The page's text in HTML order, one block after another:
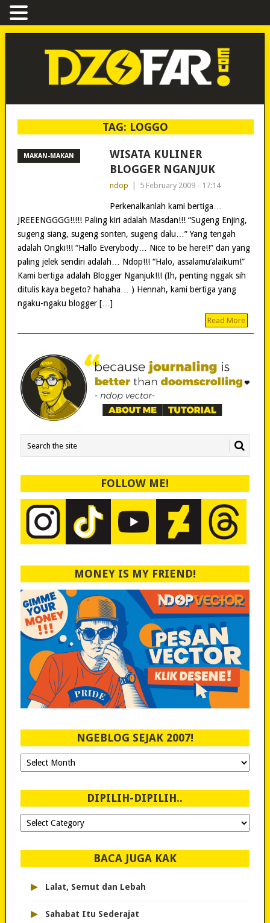
TAG: LOGGO
MAKAN-MAKAN
WISATA KULINER
BLOGGER NGANJUK
ndop 5 February 2009 - 17:14
Perkenalkanlah kami bertiga…
JREEENGGGG!!!!! Paling kiri adalah Masdan!!! “Sugeng Enjing,
sugeng siang, sugeng sonten, sugeng dalu…” Yang tengah
adalah Ongki!!! “Hallo Everybody… Nice to be here!!” dan yang
paling jelek sendiri adalah… Ndop!!! “Halo, assalamu’alaikum!”
Kami bertiga adalah Blogger Nganjuk!!! (Ih, penting nggak sih
ditulis kaya begeto? hahaha… ) Hennah, kami bertiga yang
ngaku-ngaku blogger […]
Read More
FOLLOW ME!
MONEY IS MY FRIEND!
NGEBLOG SEJAK 2007!
Ngeblog
Sejak
DIPILIH-DIPILIH..
Dipilih-
dipilih..
BACA JUGA KAK
▸ Lalat, Semut dan Lebah
▸ Sahabat Itu Sederajat